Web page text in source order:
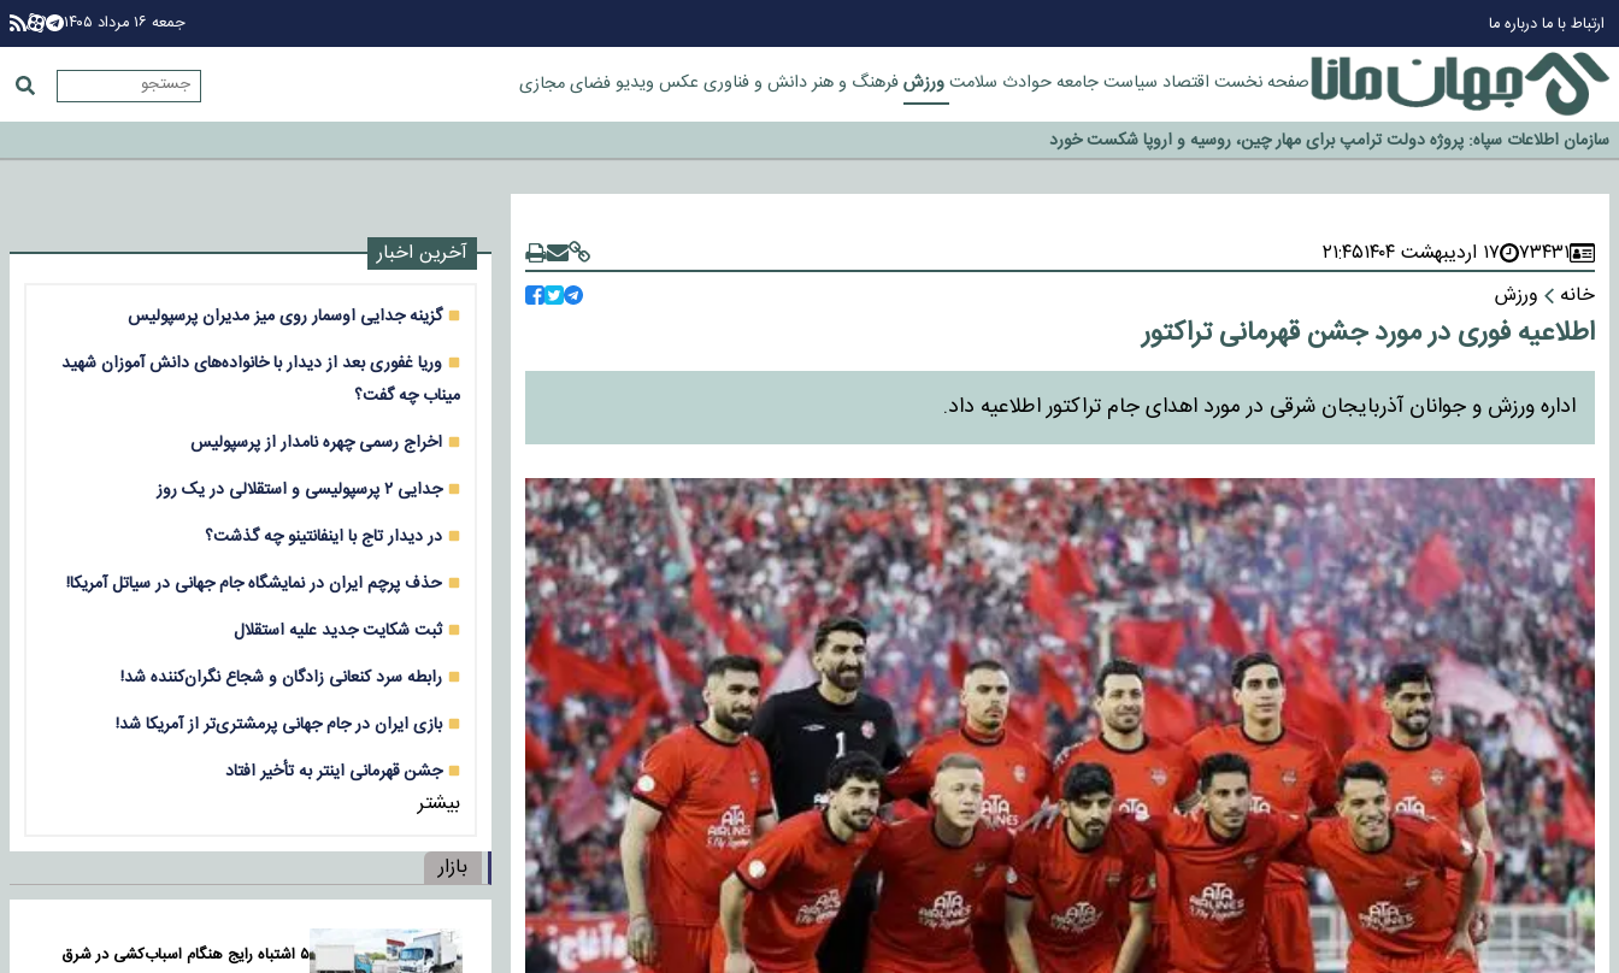
ارتباط با مادرباره ما جمعه ۱۶ مرداد ۱۴۰۵
صفحه نخست اقتصاد سیاستجامعهحوادث سلامتورزشفرهنگ و هنردانش و فناوری عکس ویدیوفضای مجازی
چرا طلا دوباره افزایشی شد؟
گزینه جدایی اوسمار روی میز مدیران پرسپولیس
آیا رئیس جمهور آمریکا قانون را دور می‌زند؟
اخراج رسمی چهره نامدار از پرسپولیس
سازمان اطلاعات سپاه: پروژه دولت ترامپ برای مهار چین، روسیه و اروپا شکست خورد
۷۳۴۳۱ ۱۷ اردیبهشت ۱۴۰۴
۲۱:۴۵
خانه
ورزش
اطلاعیه فوری در مورد جشن قهرمانی تراکتور
اداره ورزش و جوانان آذربایجان شرقی در مورد اهدای جام تراکتور اطلاعیه داد.
آخرین اخبار
گزینه جدایی اوسمار روی میز مدیران پرسپولیس
وریا غفوری بعد از دیدار با خانواده‌های دانش آموزان شهید
میناب چه گفت؟
اخراج رسمی چهره نامدار از پرسپولیس
جدایی ۲ پرسپولیسی و استقلالی در یک روز
در دیدار تاج با اینفانتینو چه گذشت؟
حذف پرچم ایران در نمایشگاه جام جهانی در سیاتل آمریکا!
ثبت شکایت جدید علیه استقلال
رابطه سرد کنعانی زادگان و شجاع نگران‌کننده شد!
بازی‌ ایران در جام جهانی پرمشتری‌تر از آمریکا شد!
جشن قهرمانی اینتر به تأخیر افتاد
بیشتر
بازار
۵ اشتباه رایج هنگام اسباب‌کشی در شرق